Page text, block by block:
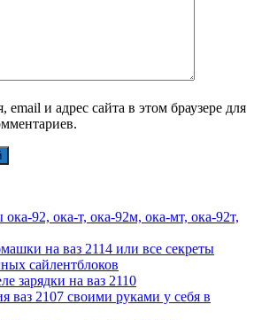
и адрес сайта в этом браузере для
ока-92, ока-т, ока-92м, ока-мт, ока-92т,
на ваз 2114 или все секреты
сайлентблоков
зарядки на ваз 2110
ваз 2107 своими руками у себя в